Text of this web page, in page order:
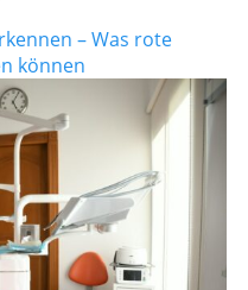
– Was rote
können